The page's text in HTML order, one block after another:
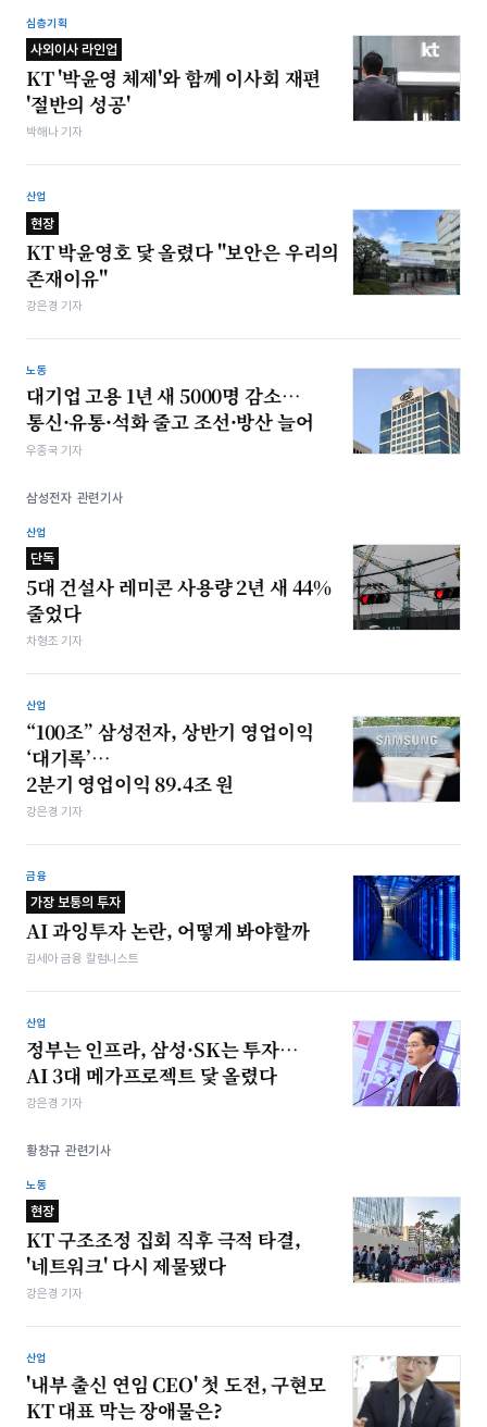
심층기획
사외이사 라인업
KT '박윤영 체제'와 함께 이사회 재편
'절반의 성공'
박해나 기자
산업
현장
KT 박윤영호 닻 올렸다 "보안은 우리의
존재이유"
강은경 기자
노동
대기업 고용 1년 새 5000명 감소…
통신·유통·석화 줄고 조선·방산 늘어
우종국 기자
삼성전자 관련기사
산업
단독
5대 건설사 레미콘 사용량 2년 새 44%
줄었다
차형조 기자
산업
“100조” 삼성전자, 상반기 영업이익
‘대기록’…
2분기 영업이익 89.4조 원
강은경 기자
금융
가장 보통의 투자
AI 과잉투자 논란, 어떻게 봐야할까
김세아 금융 칼럼니스트
산업
정부는 인프라, 삼성·SK는 투자…
AI 3대 메가프로젝트 닻 올렸다
강은경 기자
황창규 관련기사
노동
현장
KT 구조조정 집회 직후 극적 타결,
'네트워크' 다시 제물됐다
강은경 기자
산업
'내부 출신 연임 CEO' 첫 도전, 구현모
KT 대표 막는 장애물은?